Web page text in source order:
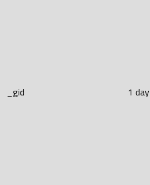
_gid 1 day